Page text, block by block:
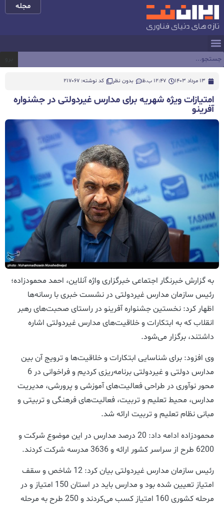
مجله
13 مرداد 1403 12:47 ب.ظ بدون نظر کد نوشته: 217067
امتیازات ویژه شهریه‌ برای مدارس غیردولتی در جشنواره
آفرینو
به گزارش خبرنگار اجتماعی خبرگزاری واژه آنلاین، احمد محمودزاده؛
رئیس سازمان مدارس غیردولتی در نشست خبری با رسانه‌ها
اظهار کرد: نخستین جشنواره آفرینو در راستای صحبت‌های رهبر
انقلاب که به ابتکارات و خلاقیت‌های مدارس غیردولتی اشاره
داشتند، برگزار می‌شود.
وی افزود: برای شناسایی ابتکارات و خلاقیت‌ها و ترویج آن بین
مدارس دولتی و غیردولتی برنامه‌ریزی کردیم و فراخوانی در 6
محور نوآوری در طراحی فعالیت‌های آموزشی و پرورشی، مدیریت
مدارس، محیط تعلیم و تربیت، فعالیت‌های فرهنگی و تربیتی و
مبانی نظام تعلیم و تربیت ارائه شد.
محمودزاده ادامه داد: 20 درصد مدارس در این موضوع شرکت و
6200 طرح از سراسر کشور ارائه و 3636 مدرسه شرکت کردند‌.
رئیس سازمان مدارس غیردولتی بیان کرد: 12 شاخص و سقف
امتیاز تعیین شده بود و مدارس باید در استان 150 امتیاز و در
مرحله کشوری 160 امتیاز کسب می‌کردند و 250 طرح به مرحله